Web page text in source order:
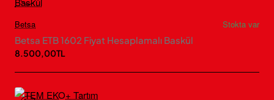
Betsa
Stokta var
Betsa ETB 1602 Fiyat Hesaplamalı Baskül
8.500,00TL